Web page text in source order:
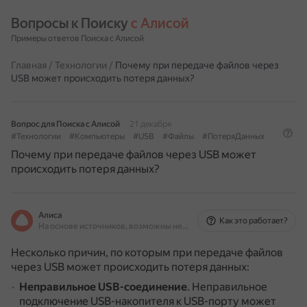
Вопросы к Поиску с Алисой
Примеры ответов Поиска с Алисой
Главная / Технологии / Почему при передаче файлов через
USB может происходить потеря данных?
Вопрос для Поиска с Алисой
21 декабря
#Технологии
#Компьютеры #USB #Файлы #ПотеряДанных
Почему при передаче файлов через USB может
происходить потеря данных?
Алиса
На основе источников, возможны неточности
Как это работает?
Несколько причин, по которым при передаче файлов
через USB может происходить потеря данных:
Неправильное USB-соединение. Неправильное
подключение USB-накопителя к USB-порту может